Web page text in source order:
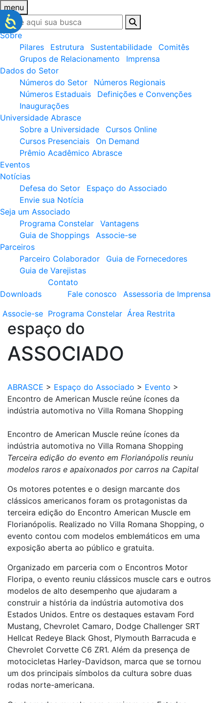
menu
Sobre
Pilares
Estrutura Sustentabilidade
Comitês
Grupos de Relacionamento
Imprensa
Dados do Setor
Números do Setor
Números Regionais
Números Estaduais
Definições e Convenções
Inaugurações
Universidade Abrasce
Sobre a Universidade
Cursos Online
Cursos Presenciais
On Demand
Prêmio Acadêmico Abrasce
Eventos
Notícias
Defesa do Setor
Espaço do Associado
Envie sua Notícia
Seja um Associado
Programa Constelar
Vantagens
Guia de Shoppings
Associe-se
Parceiros
Parceiro Colaborador
Guia de Fornecedores
Guia de Varejistas
Downloads
Contato
Fale conosco
Assessoria de Imprensa
Associe-se Programa Constelar Área Restrita
espaço do
ASSOCIADO
ABRASCE > Espaço do Associado > Evento >
Encontro de American Muscle reúne ícones da
indústria automotiva no Villa Romana Shopping
Encontro de American Muscle reúne ícones da
indústria automotiva no Villa Romana Shopping
Terceira edição do evento em Florianópolis reuniu
modelos raros e apaixonados por carros na Capital
Os motores potentes e o design marcante dos
clássicos americanos foram os protagonistas da
terceira edição do Encontro American Muscle em
Florianópolis. Realizado no Villa Romana Shopping, o
evento contou com modelos emblemáticos em uma
exposição aberta ao público e gratuita.
Organizado em parceria com o Encontros Motor
Floripa, o evento reuniu clássicos muscle cars e outros
modelos de alto desempenho que ajudaram a
construir a história da indústria automotiva dos
Estados Unidos. Entre os destaques estavam Ford
Mustang, Chevrolet Camaro, Dodge Challenger SRT
Hellcat Redeye Black Ghost, Plymouth Barracuda e
Chevrolet Corvette C6 ZR1. Além da presença de
motocicletas Harley-Davidson, marca que se tornou
um dos principais símbolos da cultura sobre duas
rodas norte-americana.